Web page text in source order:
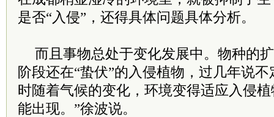
是否“入侵”，还得具体问题具体分析。
而且事物总处于变化发展中。物种的
阶段还在“蛰伏”的入侵植物，过几年说
时随着气候的变化，环境变得适应入侵
能出现。”徐波说。